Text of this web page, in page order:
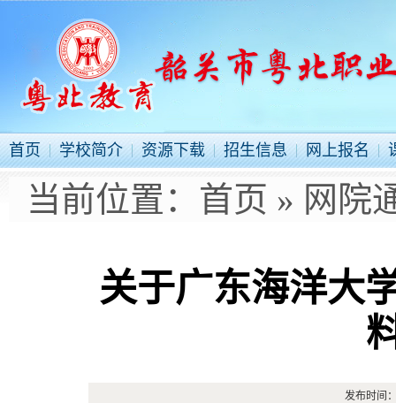
首页 学校简介 资源下载 招生信息 网上报名
当前位置： 首页 » 网院
关于广东海洋大
发布时间